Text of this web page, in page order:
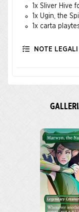
1x Sliver Hive
1x Ugin, the
1x carta
NOTE LEGALI